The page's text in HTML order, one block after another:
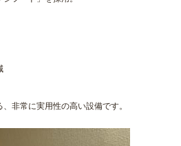
非常に実用性の高い設備です。